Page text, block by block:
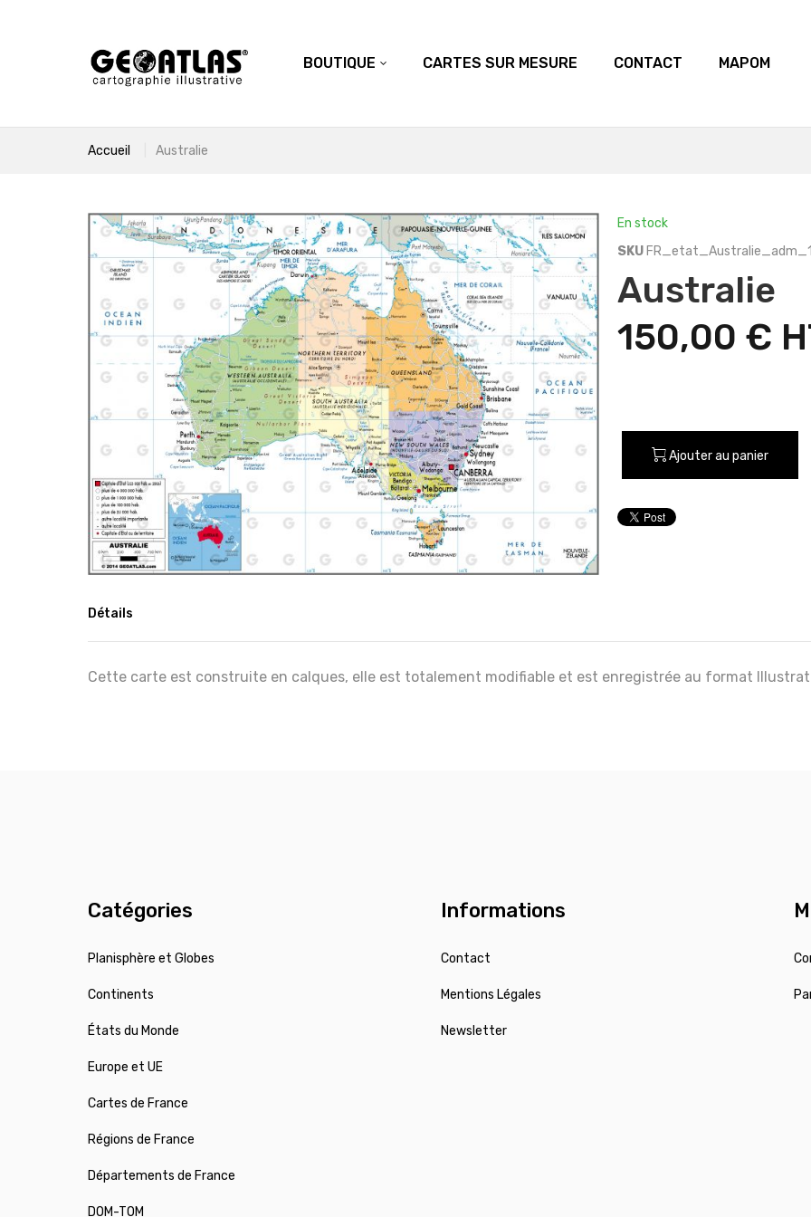
BOUTIQUE CARTES SUR MESURE CONTACT MAPOM
Accueil Australie
En stock
SKU FR_etat_Australie_adm_1
Australie
150,00 €
Ajouter au panier
Détails
Cette carte est construite en calques, elle est totalement modifiable et est enregistrée au format
Catégories
Planisphère et Globes
Continents
États du Monde
Europe et UE
Cartes de France
Régions de France
Départements de France
DOM-TOM
Informations
Contact
Mentions Légales
Newsletter